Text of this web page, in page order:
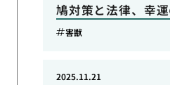
鳩対策と法律、幸
害獣
2025.11.21